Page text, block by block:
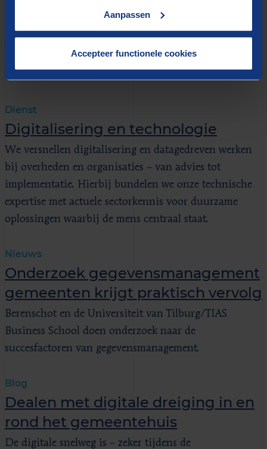
Aanpassen
Accepteer functionele cookies
Meer weten?
Dienst
Digitalisering en technologie
We versnellen digitalisering en datagedreven werken
bij overheden en organisaties – van advies tot
implementatie. Hierbij bundelen we onze technische
expertise met actuele sectorkennis voor duurzame
oplossingen waarbij de mens centraal staat.
Nieuws
Onderzoek gegevens­management
gemeenten krijgt praktisch vervolg
Berenschot en de Universiteit van Tilburg/TIAS
Business School doen onderzoek naar de
succesfactoren van gegevensmanagement.
Blog
Dealen met digitale dreiging in en
rond het gemeentehuis
De digitale snelweg is – zeker tijdens de